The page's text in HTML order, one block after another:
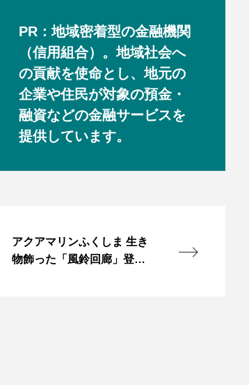
PR：地域密着型の金融機関
（信用組合）。地域社会へ
の貢献を使命とし、地元の
企業や住民が対象の預金・
融資などの金融サービスを
提供しています。
アクアマリンふくしま 生き
物飾った「風鈴回廊」登場